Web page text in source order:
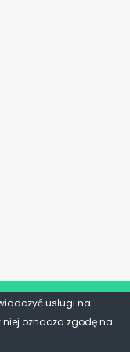
usługi na
niej oznacza zgodę na